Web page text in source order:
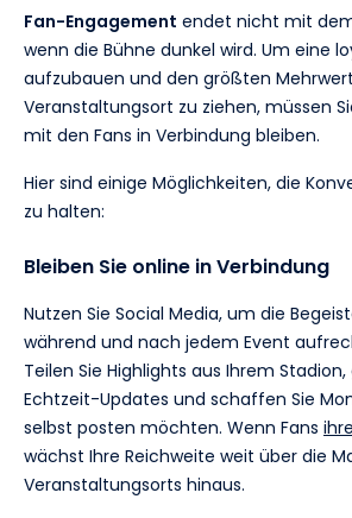
Fan-Engagement endet nicht mit
wenn die Bühne dunkel wird. Um eine
aufzubauen und den größten
Veranstaltungsort zu ziehen, müssen
mit den Fans in Verbindung bleiben.
Hier sind einige Möglichkeiten, die
zu halten:
Bleiben Sie online in Verbindung
Nutzen Sie Social Media, um die
während und nach jedem Event
Teilen Sie Highlights aus Ihrem Stadion,
Echtzeit-Updates und schaffen Sie
selbst posten möchten. Wenn Fans
wächst Ihre Reichweite weit über die
Veranstaltungsorts hinaus.